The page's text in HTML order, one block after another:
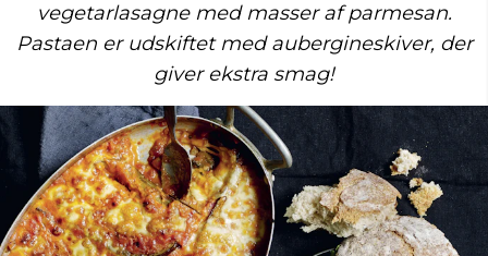
vegetarlasagne med masser af parmesan.
Pastaen er udskiftet med aubergineskiver, der
giver ekstra smag!